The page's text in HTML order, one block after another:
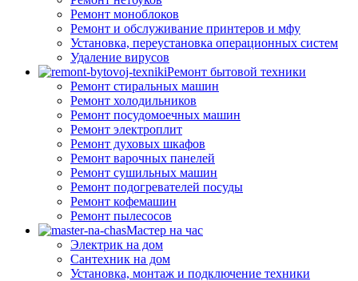
Ремонт моноблоков
Ремонт и обслуживание принтеров и мфу
Установка, переустановка операционных систем
Удаление вирусов
Ремонт бытовой техники
Ремонт стиральных машин
Ремонт холодильников
Ремонт посудомоечных машин
Ремонт электроплит
Ремонт духовых шкафов
Ремонт варочных панелей
Ремонт сушильных машин
Ремонт подогревателей посуды
Ремонт кофемашин
Ремонт пылесосов
Мастер на час
Электрик на дом
Сантехник на дом
Установка, монтаж и подключение техники